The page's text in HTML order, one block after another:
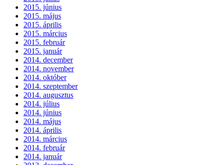
2015. június
2015. május
2015. április
2015. március
2015. február
2015. január
2014. december
2014. november
2014. október
2014. szeptember
2014. augusztus
2014. július
2014. június
2014. május
2014. április
2014. március
2014. február
2014. január